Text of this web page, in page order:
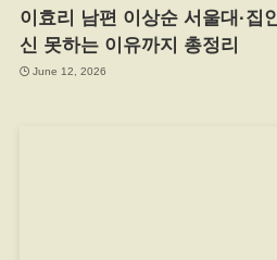
이효리 남편 이상순 서울대·집
신 못하는 이유까지 총정리
June 12, 2026